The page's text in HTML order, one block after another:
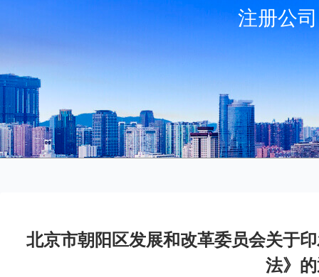
注册公
北京市朝阳区发展和改革委员会关于
法》